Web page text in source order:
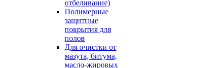
отбеливание)
Полимерные
защитные
покрытия для
полов
Для очистки от
мазута, битума,
масло-жировых